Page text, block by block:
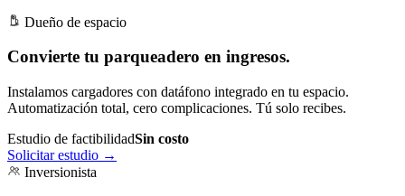
Dueño de espacio
Convierte tu parqueadero en ingresos.
Instalamos cargadores con datáfono integrado en tu espacio.
Automatización total, cero complicaciones. Tú solo recibes.
Estudio de factibilidadSin costo
Solicitar estudio →
Inversionista